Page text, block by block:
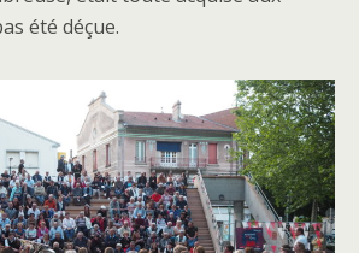
été déçue.